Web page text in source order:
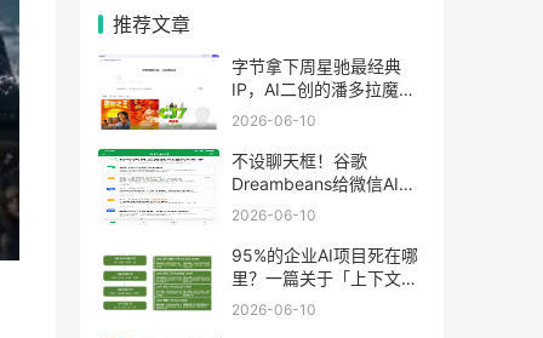
推荐文章
字节拿下周星驰最经典
IP，AI二创的潘多拉魔盒
正式打开
2026-06-10
不设聊天框！谷歌
Dreambeans给微信AI上
了一课
2026-06-10
95%的企业AI项目死在哪
里？一篇关于「上下文基
础设施」的深度复盘
2026-06-10